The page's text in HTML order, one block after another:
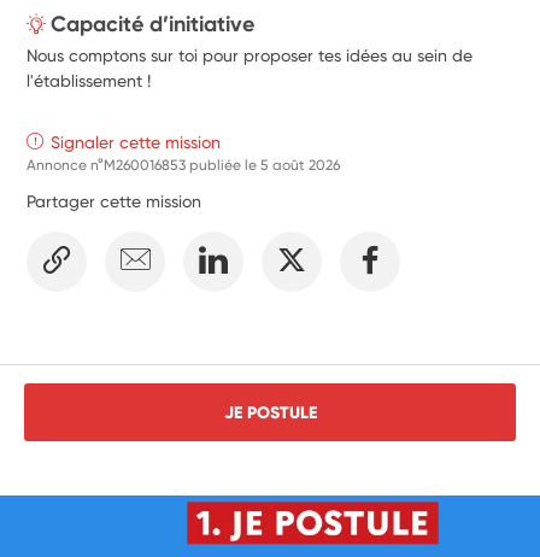
Capacité d’initiative
Nous comptons sur toi pour proposer tes idées au sein de
l'établissement !
Signaler cette mission
Annonce n°M260016853 publiée le5 août 2026
Partager cette mission
JE POSTULE